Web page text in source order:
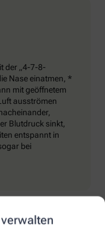
der „4-7-8-
Nase einatmen, *
mit geöffnetem
ausströmen
Blutdruck sinkt,
entspannt in
bei